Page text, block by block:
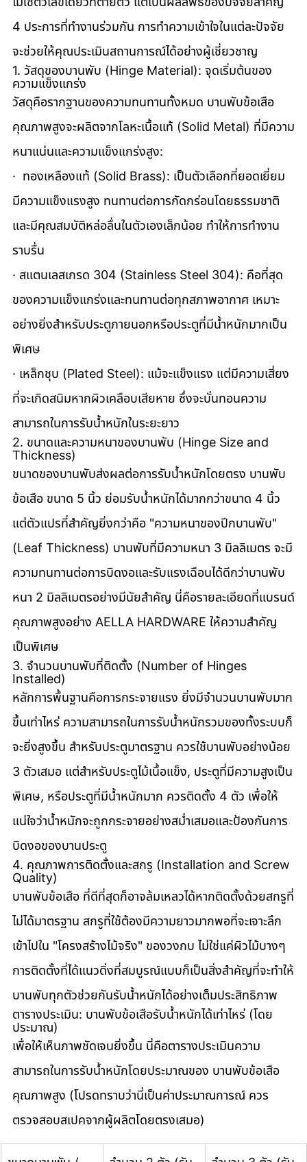
4 ประการที่ทำงานร่วมกัน การทำความเข้าใจในแต่ละปัจจัย
จะช่วยให้คุณประเมินสถานการณ์ได้อย่างผู้เชี่ยวชาญ
1. วัสดุของบานพับ (Hinge Material): จุดเริ่มต้นของ
ความแข็งแกร่ง
วัสดุคือรากฐานของความทนทานทั้งหมด บานพับข้อเสือ
คุณภาพสูงจะผลิตจากโลหะเนื้อแท้ (Solid Metal) ที่มีความ
หนาแน่นและความแข็งแกร่งสูง:
·  ทองเหลืองแท้ (Solid Brass): เป็นตัวเลือกที่ยอดเยี่ยม
มีความแข็งแรงสูง ทนทานต่อการกัดกร่อนโดยธรรมชาติ
และมีคุณสมบัติหล่อลื่นในตัวเองเล็กน้อย ทำให้การทำงาน
ราบรื่น
· สแตนเลสเกรด 304 (Stainless Steel 304): คือที่สุด
ของความแข็งแกร่งและทนทานต่อทุกสภาพอากาศ เหมาะ
อย่างยิ่งสำหรับประตูภายนอกหรือประตูที่มีน้ำหนักมากเป็น
พิเศษ
· เหล็กชุบ (Plated Steel): แม้จะแข็งแรง แต่มีความเสี่ยง
ที่จะเกิดสนิมหากผิวเคลือบเสียหาย ซึ่งจะบั่นทอนความ
สามารถในการรับน้ำหนักในระยะยาว
2. ขนาดและความหนาของบานพับ (Hinge Size and
Thickness)
ขนาดของบานพับส่งผลต่อการรับน้ำหนักโดยตรง บานพับ
ข้อเสือ ขนาด 5 นิ้ว ย่อมรับน้ำหนักได้มากกว่าขนาด 4 นิ้ว
แต่ตัวแปรที่สำคัญยิ่งกว่าคือ "ความหนาของปีกบานพับ"
(Leaf Thickness) บานพับที่มีความหนา 3 มิลลิเมตร จะมี
ความทนทานต่อการบิดงอและรับแรงเฉือนได้ดีกว่าบานพับ
หนา 2 มิลลิเมตรอย่างมีนัยสำคัญ นี่คือรายละเอียดที่แบรนด์
คุณภาพสูงอย่าง AELLA HARDWARE ให้ความสำคัญ
เป็นพิเศษ
3. จำนวนบานพับที่ติดตั้ง (Number of Hinges
Installed)
หลักการพื้นฐานคือการกระจายแรง ยิ่งมีจำนวนบานพับมาก
ขึ้นเท่าไหร่ ความสามารถในการรับน้ำหนักรวมของทั้งระบบก็
จะยิ่งสูงขึ้น สำหรับประตูมาตรฐาน ควรใช้บานพับอย่างน้อย
3 ตัวเสมอ แต่สำหรับประตูไม้เนื้อแข็ง, ประตูที่มีความสูงเป็น
พิเศษ, หรือประตูที่มีน้ำหนักมาก ควรติดตั้ง 4 ตัว เพื่อให้
แน่ใจว่าน้ำหนักจะถูกกระจายอย่างสม่ำเสมอและป้องกันการ
บิดงอของบานประตู
4. คุณภาพการติดตั้งและสกรู (Installation and Screw
Quality)
บานพับข้อเสือ ที่ดีที่สุดก็อาจล้มเหลวได้หากติดตั้งด้วยสกรูที่
ไม่ได้มาตรฐาน สกรูที่ใช้ต้องมีความยาวมากพอที่จะเจาะลึก
เข้าไปใน "โครงสร้างไม้จริง" ของวงกบ ไม่ใช่แค่ผิวไม้บางๆ
การติดตั้งที่ได้แนวดิ่งที่สมบูรณ์แบบก็เป็นสิ่งสำคัญที่จะทำให้
บานพับทุกตัวช่วยกันรับน้ำหนักได้อย่างเต็มประสิทธิภาพ
ตารางประเมิน: บานพับข้อเสือรับน้ำหนักได้เท่าไหร่ (โดย
ประมาณ)
เพื่อให้เห็นภาพชัดเจนยิ่งขึ้น นี่คือตารางประเมินความ
สามารถในการรับน้ำหนักโดยประมาณของ บานพับข้อเสือ
คุณภาพสูง (โปรดทราบว่านี่เป็นค่าประมาณการณ์ ควร
ตรวจสอบสเปคจากผู้ผลิตโดยตรงเสมอ)